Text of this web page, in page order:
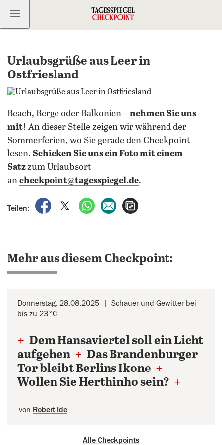
Kostenlos anmelden
Urlaubsgrüße aus Leer in
Ostfriesland
Beach, Berge oder Balkonien – nehmen Sie uns
mit! An dieser Stelle zeigen wir während der
Sommerferien, wo Sie gerade den Checkpoint
lesen. Schicken Sie uns ein Foto mit einem
Satzzum Urlaubsort
an checkpoint@tagesspiegel.de.
Teilen:
auf Facebook teilen
auf X teilenper WhatsApp teilen
per E-Mail teilen
Mehr aus diesem Checkpoint:
Donnerstag, 28.08.2025
Schauer und Gewitter bei
bis zu 23°C
+ Dem Hansaviertel soll ein Licht
aufgehen + Das Brandenburger
Tor bleibt Berlins Ikone +
Wollen Sie Herthinho sein? +
von Robert Ide
Alle Checkpoints